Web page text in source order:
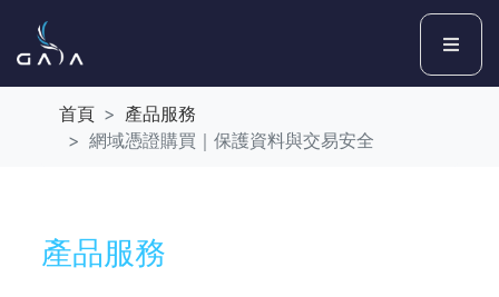
首頁
產品服務
網域憑證購買｜保護資料與交易安全
產品服務